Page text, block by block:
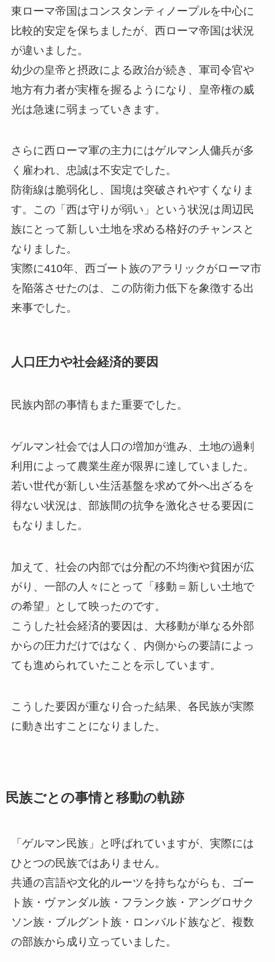
東ローマ帝国はコンスタンティノープルを中心に
比較的安定を保ちましたが、西ローマ帝国は状況
が違いました。
幼少の皇帝と摂政による政治が続き、軍司令官や
地方有力者が実権を握るようになり、皇帝権の威
光は急速に弱まっていきます。
さらに西ローマ軍の主力にはゲルマン人傭兵が多
く雇われ、忠誠は不安定でした。
防衛線は脆弱化し、国境は突破されやすくなりま
す。この「西は守りが弱い」という状況は周辺民
族にとって新しい土地を求める格好のチャンスと
なりました。
実際に410年、西ゴート族のアラリックがローマ市
を陥落させたのは、この防衛力低下を象徴する出
来事でした。
人口圧力や社会経済的要因
民族内部の事情もまた重要でした。
ゲルマン社会では人口の増加が進み、土地の過剰
利用によって農業生産が限界に達していました。
若い世代が新しい生活基盤を求めて外へ出ざるを
得ない状況は、部族間の抗争を激化させる要因に
もなりました。
加えて、社会の内部では分配の不均衡や貧困が広
がり、一部の人々にとって「移動＝新しい土地で
の希望」として映ったのです。
こうした社会経済的要因は、大移動が単なる外部
からの圧力だけではなく、内側からの要請によっ
ても進められていたことを示しています。
こうした要因が重なり合った結果、各民族が実際
に動き出すことになりました。
民族ごとの事情と移動の軌跡
「ゲルマン民族」と呼ばれていますが、実際には
ひとつの民族ではありません。
共通の言語や文化的ルーツを持ちながらも、ゴー
ト族・ヴァンダル族・フランク族・アングロサク
ソン族・ブルグント族・ロンバルド族など、複数
の部族から成り立っていました。